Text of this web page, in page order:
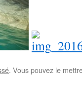
. Vous pouvez le